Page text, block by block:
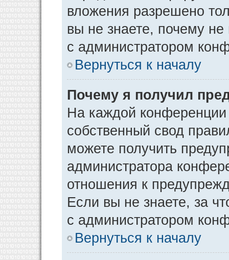
вложения разрешено
вы не знаете, почему
с администратором
Вернуться к началу
Почему я получил
На каждой конференции
собственный свод
можете получить
администратора
отношения к
Если вы не знаете, за
с администратором
Вернуться к началу